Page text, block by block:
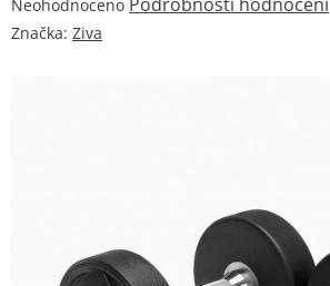
hodnocení
Neohodnoceno
Značka: Ziva